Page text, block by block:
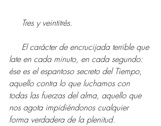
     Tres y veintitrés.
late en cada minuto, en cada segundo:
ése es el espantoso secreto del Tiempo,
aquello contra lo que luchamos con
todas las fuerzas del alma, aquello que
nos agota impidiéndonos cualquier
forma verdadera de la plenitud.